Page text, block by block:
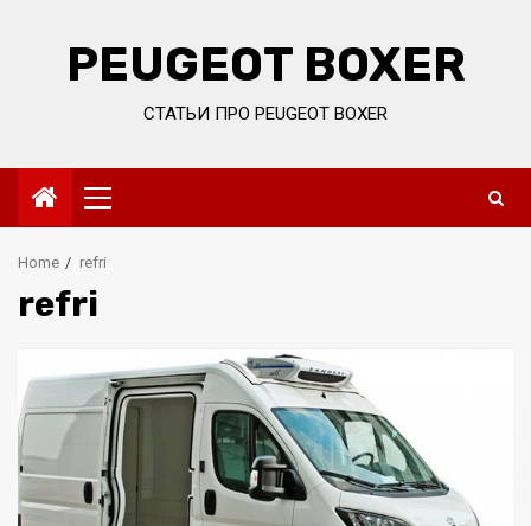
PEUGEOT BOXER
СТАТЬИ ПРО PEUGEOT BOXER
Primary
Menu
Home refri
refri